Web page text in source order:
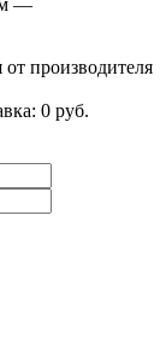
от производителя
0 руб.